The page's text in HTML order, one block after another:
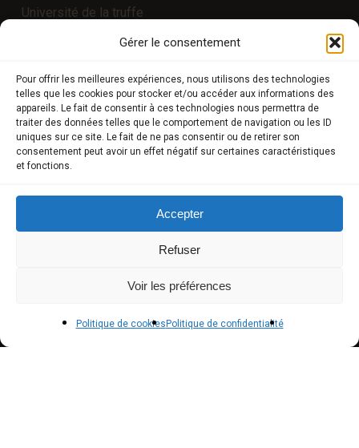
Gérer le consentement
Pour offrir les meilleures expériences, nous utilisons des technologies
telles que les cookies pour stocker et/ou accéder aux informations des
appareils. Le fait de consentir à ces technologies nous permettra de
traiter des données telles que le comportement de navigation ou les ID
uniques sur ce site. Le fait de ne pas consentir ou de retirer son
consentement peut avoir un effet négatif sur certaines caractéristiques
et fonctions.
Accepter
Refuser
Voir les préférences
Politique de cookies Politique de confidentialité
Université de la truffe
COMPTE CLIENT
Boutique
Mon compte
Modes de paiement
Conditions générales de vente